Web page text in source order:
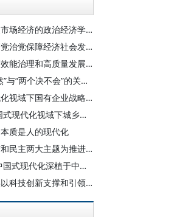
胡怀国：社会主义市场经济的政治经济学解析
臧秀玲：以有效管党治党保障经济社会发展的历程与经验
张翼：理解把握高效能治理和高质量发展的有机结合
李健：论“两个必然”与“两个决不会”的关系——基于跨越资本主义制度“卡夫丁峡谷”设想的反思
张弛：中国式现代化视域下国有企业战略使命的历史演进、理论逻辑和时代要求
张宁 陈文胜：中国式现代化视域下城乡融合的制度创新与治理逻辑
质是人的现代化
王东峰：坚持团结和民主两大主题为推进中国式现代化广泛凝心聚力
巴勃罗·博马罗：中国式现代化深植于中国共产党的系统性规划与全方位治理实践
朱美芳：扎扎实实以科技创新支撑和引领中国式现代化